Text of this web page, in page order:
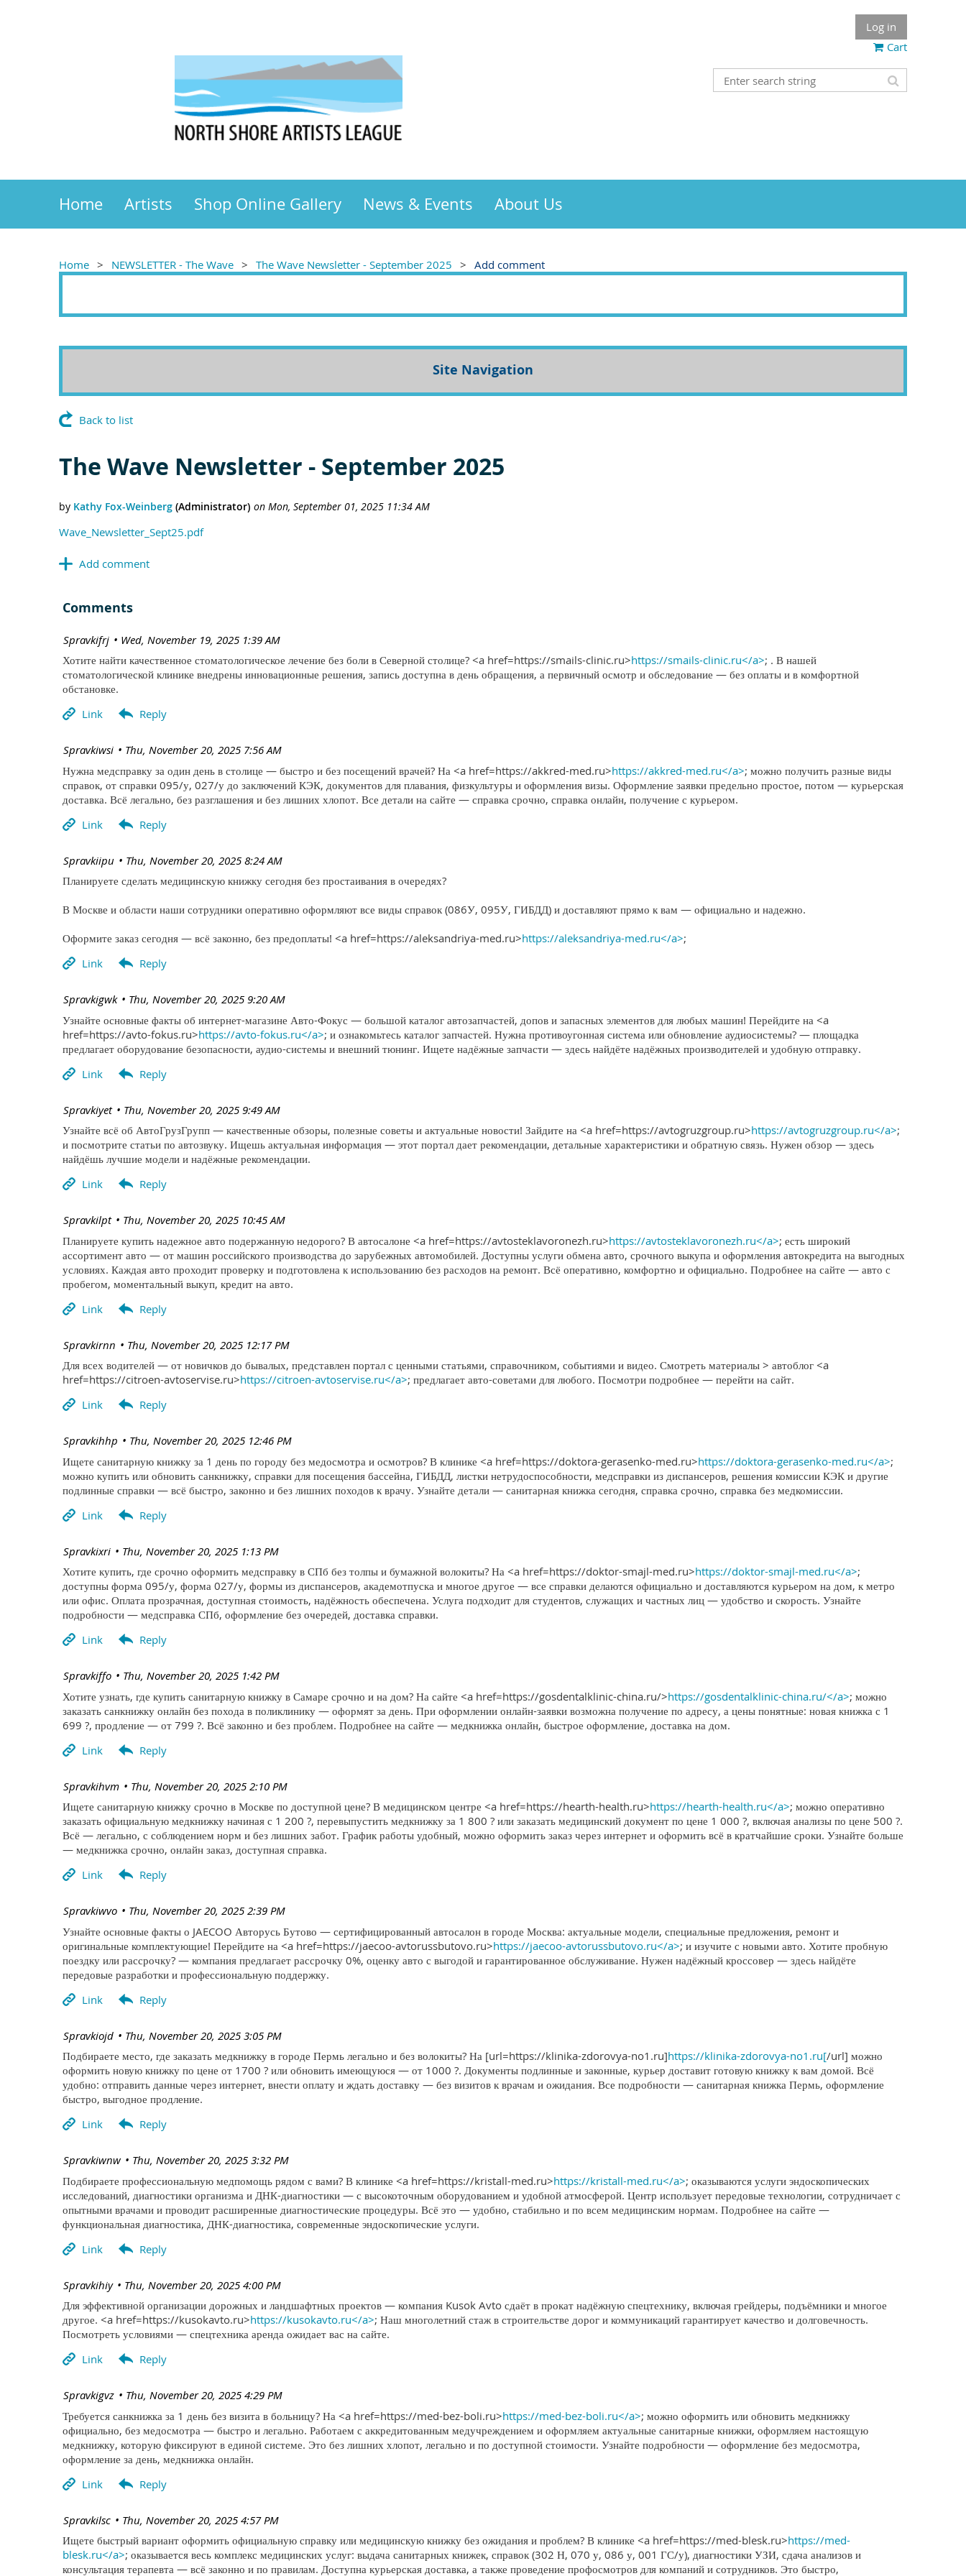
Log in
Cart
Home Artists Shop Online Gallery News & Events About Us
Home NEWSLETTER - The Wave The Wave Newsletter - September 2025 Add comment
Site Navigation
Back to list
The Wave Newsletter - September 2025
Wave_Newsletter_Sept25.pdf
Comments
Wed, November 19, 2025 1:39 AM
| Spravkifrj
Хотите найти качественное стоматологическое лечение без боли в Северной столице? <a href=https://smails-clinic.ru>https://smails-clinic.ru</a>; . В нашей
стоматологической клинике внедрены инновационные решения, запись доступна в день обращения, а первичный осмотр и обследование — без оплаты и в комфортной
обстановке.
Thu, November 20, 2025 7:56 AM
| Spravkiwsi
Нужна медсправку за один день в столице — быстро и без посещений врачей? На <a href=https://akkred-med.ru>https://akkred-med.ru</a>; можно получить разные виды
справок, от справки 095/у, 027/у до заключений КЭК, документов для плавания, физкультуры и оформления визы. Оформление заявки предельно простое, потом — курьерская
доставка. Всё легально, без разглашения и без лишних хлопот. Все детали на сайте — справка срочно, справка онлайн, получение с курьером.
Thu, November 20, 2025 8:24 AM
| Spravkiipu
Планируете сделать медицинскую книжку сегодня без простаивания в очередях?
В Москве и области наши сотрудники оперативно оформляют все виды справок (086У, 095У, ГИБДД) и доставляют прямо к вам — официально и надежно.
Оформите заказ сегодня — всё законно, без предоплаты! <a href=https://aleksandriya-med.ru>https://aleksandriya-med.ru</a>;
Thu, November 20, 2025 9:20 AM
| Spravkigwk
Узнайте основные факты об интернет-магазине Авто-Фокус — большой каталог автозапчастей, допов и запасных элементов для любых машин! Перейдите на <a
href=https://avto-fokus.ru>https://avto-fokus.ru</a>; и ознакомьтесь каталог запчастей. Нужна противоугонная система или обновление аудиосистемы? — площадка
предлагает оборудование безопасности, аудио-системы и внешний тюнинг. Ищете надёжные запчасти — здесь найдёте надёжных производителей и удобную отправку.
Thu, November 20, 2025 9:49 AM
| Spravkiyet
Узнайте всё об АвтоГрузГрупп — качественные обзоры, полезные советы и актуальные новости! Зайдите на <a href=https://avtogruzgroup.ru>https://avtogruzgroup.ru</a>;
и посмотрите статьи по автозвуку. Ищешь актуальная информация — этот портал дает рекомендации, детальные характеристики и обратную связь. Нужен обзор — здесь
найдёшь лучшие модели и надёжные рекомендации.
Thu, November 20, 2025 10:45 AM
| Spravkilpt
Планируете купить надежное авто подержанную недорого? В автосалоне <a href=https://avtosteklavoronezh.ru>https://avtosteklavoronezh.ru</a>; есть широкий
ассортимент авто — от машин российского производства до зарубежных автомобилей. Доступны услуги обмена авто, срочного выкупа и оформления автокредита на выгодных
условиях. Каждая авто проходит проверку и подготовлена к использованию без расходов на ремонт. Всё оперативно, комфортно и официально. Подробнее на сайте — авто с
пробегом, моментальный выкуп, кредит на авто.
Thu, November 20, 2025 12:17 PM
| Spravkirnn
Для всех водителей — от новичков до бывалых, представлен портал с ценными статьями, справочником, событиями и видео. Смотреть материалы > автоблог <a
href=https://citroen-avtoservise.ru>https://citroen-avtoservise.ru</a>; предлагает авто-советами для любого. Посмотри подробнее — перейти на сайт.
Thu, November 20, 2025 12:46 PM
| Spravkihhp
Ищете санитарную книжку за 1 день по городу без медосмотра и осмотров? В клинике <a href=https://doktora-gerasenko-med.ru>https://doktora-gerasenko-med.ru</a>;
можно купить или обновить санкнижку, справки для посещения бассейна, ГИБДД, листки нетрудоспособности, медсправки из диспансеров, решения комиссии КЭК и другие
подлинные справки — всё быстро, законно и без лишних походов к врачу. Узнайте детали — санитарная книжка сегодня, справка срочно, справка без медкомиссии.
Thu, November 20, 2025 1:13 PM
| Spravkixri
Хотите купить, где срочно оформить медсправку в СПб без толпы и бумажной волокиты? На <a href=https://doktor-smajl-med.ru>https://doktor-smajl-med.ru</a>;
доступны форма 095/у, форма 027/у, формы из диспансеров, академотпуска и многое другое — все справки делаются официально и доставляются курьером на дом, к метро
или офис. Оплата прозрачная, доступная стоимость, надёжность обеспечена. Услуга подходит для студентов, служащих и частных лиц — удобство и скорость. Узнайте
подробности — медсправка СПб, оформление без очередей, доставка справки.
Thu, November 20, 2025 1:42 PM
| Spravkiffo
Хотите узнать, где купить санитарную книжку в Самаре срочно и на дом? На сайте <a href=https://gosdentalklinic-china.ru/>https://gosdentalklinic-china.ru/</a>; можно
заказать санкнижку онлайн без похода в поликлинику — оформят за день. При оформлении онлайн-заявки возможна получение по адресу, а цены понятные: новая книжка с 1
699 ?, продление — от 799 ?. Всё законно и без проблем. Подробнее на сайте — медкнижка онлайн, быстрое оформление, доставка на дом.
Thu, November 20, 2025 2:10 PM
| Spravkihvm
Ищете санитарную книжку срочно в Москве по доступной цене? В медицинском центре <a href=https://hearth-health.ru>https://hearth-health.ru</a>; можно оперативно
заказать официальную медкнижку начиная с 1 200 ?, перевыпустить медкнижку за 1 800 ? или заказать медицинский документ по цене 1 000 ?, включая анализы по цене 500 ?.
Всё — легально, с соблюдением норм и без лишних забот. График работы удобный, можно оформить заказ через интернет и оформить всё в кратчайшие сроки. Узнайте больше
— медкнижка срочно, онлайн заказ, доступная справка.
Thu, November 20, 2025 2:39 PM
| Spravkiwvo
Узнайте основные факты о JAECOO Авторусь Бутово — сертифицированный автосалон в городе Москва: актуальные модели, специальные предложения, ремонт и
оригинальные комплектующие! Перейдите на <a href=https://jaecoo-avtorussbutovo.ru>https://jaecoo-avtorussbutovo.ru</a>; и изучите с новыми авто. Хотите пробную
поездку или рассрочку? — компания предлагает рассрочку 0%, оценку авто с выгодой и гарантированное обслуживание. Нужен надёжный кроссовер — здесь найдёте
передовые разработки и профессиональную поддержку.
Thu, November 20, 2025 3:05 PM
| Spravkiojd
Подбираете место, где заказать медкнижку в городе Пермь легально и без волокиты? На [url=https://klinika-zdorovya-no1.ru]https://klinika-zdorovya-no1.ru[/url] можно
оформить новую книжку по цене от 1700 ? или обновить имеющуюся — от 1000 ?. Документы подлинные и законные, курьер доставит готовую книжку к вам домой. Всё
удобно: отправить данные через интернет, внести оплату и ждать доставку — без визитов к врачам и ожидания. Все подробности — санитарная книжка Пермь, оформление
быстро, выгодное продление.
Thu, November 20, 2025 3:32 PM
| Spravkiwnw
Подбираете профессиональную медпомощь рядом с вами? В клинике <a href=https://kristall-med.ru>https://kristall-med.ru</a>; оказываются услуги эндоскопических
исследований, диагностики организма и ДНК-диагностики — с высокоточным оборудованием и удобной атмосферой. Центр использует передовые технологии, сотрудничает с
опытными врачами и проводит расширенные диагностические процедуры. Всё это — удобно, стабильно и по всем медицинским нормам. Подробнее на сайте —
функциональная диагностика, ДНК-диагностика, современные эндоскопические услуги.
Thu, November 20, 2025 4:00 PM
| Spravkihiy
Для эффективной организации дорожных и ландшафтных проектов — компания Kusok Avto сдаёт в прокат надёжную спецтехнику, включая грейдеры, подъёмники и многое
другое. <a href=https://kusokavto.ru>https://kusokavto.ru</a>; Наш многолетний стаж в строительстве дорог и коммуникаций гарантирует качество и долговечность.
Посмотреть условиями — спецтехника аренда ожидает вас на сайте.
Thu, November 20, 2025 4:29 PM
| Spravkigvz
Требуется санкнижка за 1 день без визита в больницу? На <a href=https://med-bez-boli.ru>https://med-bez-boli.ru</a>; можно оформить или обновить медкнижку
официально, без медосмотра — быстро и легально. Работаем с аккредитованным медучреждением и оформляем актуальные санитарные книжки, оформляем настоящую
медкнижку, которую фиксируют в единой системе. Это без лишних хлопот, легально и по доступной стоимости. Узнайте подробности — оформление без медосмотра,
оформление за день, медкнижка онлайн.
Thu, November 20, 2025 4:57 PM
| Spravkilsc
Ищете быстрый вариант оформить официальную справку или медицинскую книжку без ожидания и проблем? В клинике <a href=https://med-blesk.ru>https://med-
blesk.ru</a>; оказывается весь комплекс медицинских услуг: выдача санитарных книжек, справок (302 Н, 070 у, 086 у, 001 ГС/у), диагностики УЗИ, сдача анализов и
консультация терапевта — всё законно и по правилам. Доступна курьерская доставка, а также проведение профосмотров для компаний и сотрудников. Это быстро,